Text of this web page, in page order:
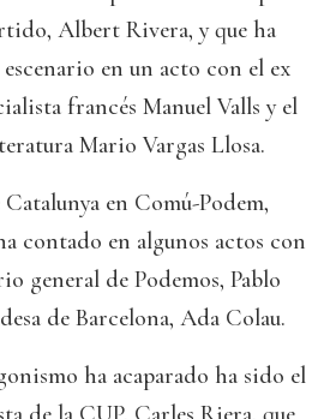
Albert Rivera, y que ha
en un acto con el ex
francés Manuel Valls y el
Mario Vargas Llosa.
en Comú-Podem,
contado en algunos actos con
general de Podemos, Pablo
de Barcelona, Ada Colau.
ha acaparado ha sido el